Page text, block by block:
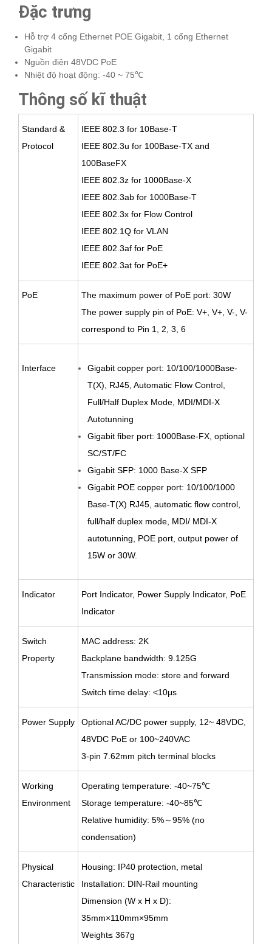
Đặc trưng
Hỗ trợ 4 cổng Ethernet POE Gigabit, 1 cổng Ethernet
Gigabit
Nguồn điện 48VDC PoE
Nhiệt độ hoạt động: -40 ~ 75℃
Thông số kĩ thuật
Standard &
Protocol
IEEE 802.3 for 10Base-T
IEEE 802.3u for 100Base-TX and
100BaseFX
IEEE 802.3z for 1000Base-X
IEEE 802.3ab for 1000Base-T
IEEE 802.3x for Flow Control
IEEE 802.1Q for VLAN
IEEE 802.3af for PoE
IEEE 802.3at for PoE+
PoE
The maximum power of PoE port: 30W
The power supply pin of PoE: V+, V+, V-, V-
correspond to Pin 1, 2, 3, 6
Interface
Gigabit copper port: 10/100/1000Base-
T(X), RJ45, Automatic Flow Control,
Full/Half Duplex Mode, MDI/MDI-X
Autotunning
Gigabit fiber port: 1000Base-FX, optional
SC/ST/FC
Gigabit SFP: 1000 Base-X SFP
Gigabit POE copper port: 10/100/1000
Base-T(X) RJ45, automatic flow control,
full/half duplex mode, MDI/ MDI-X
autotunning, POE port, output power of
15W or 30W.
Indicator
Port Indicator, Power Supply Indicator, PoE
Indicator
Switch
Property
MAC address: 2K
Backplane bandwidth: 9.125G
Transmission mode: store and forward
Switch time delay: <10μs
Power Supply
Optional AC/DC power supply, 12~ 48VDC,
48VDC PoE or 100~240VAC
3-pin 7.62mm pitch terminal blocks
Working
Environment
Operating temperature: -40~75℃
Storage temperature: -40~85℃
Relative humidity: 5%～95% (no
condensation)
Physical
Characteristic
Housing: IP40 protection, metal
Installation: DIN-Rail mounting
Dimension (W x H x D):
35mm×110mm×95mm
Weight≤ 367g